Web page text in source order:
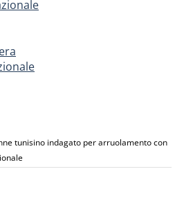
tunisino indagato per arruolamento con